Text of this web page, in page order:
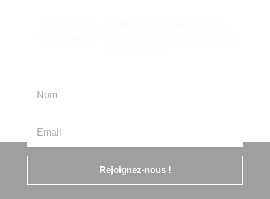
Rejoignez-nous !